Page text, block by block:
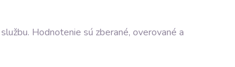
Hodnotenie sú zberané, overované a